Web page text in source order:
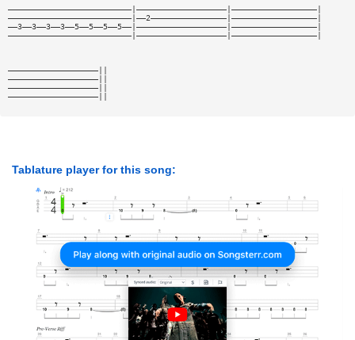
——————————————————————————|———————————————————|——————————————————|
——————————————————————————|——2————————————————|——————————————————|
——3——3——3——3——5——5——5——5——|———————————————————|——————————————————|
——————————————————————————|———————————————————|——————————————————|
———————————————————||
———————————————————||
———————————————————||
———————————————————||
Tablature player for this song: